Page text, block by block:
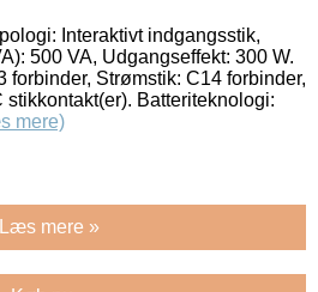
Interaktivt indgangsstik,
500 VA, Udgangseffekt: 300 W.
forbinder, Strømstik: C14 forbinder,
Batteriteknologi:
mere)
Læs mere »